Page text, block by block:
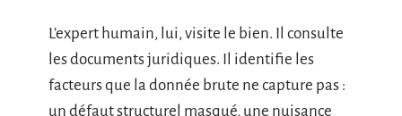
L’expert humain, lui, visite le bien. Il consulte
les documents juridiques. Il identifie les
facteurs que la donnée brute ne capture pas :
un défaut structurel masqué, une nuisance